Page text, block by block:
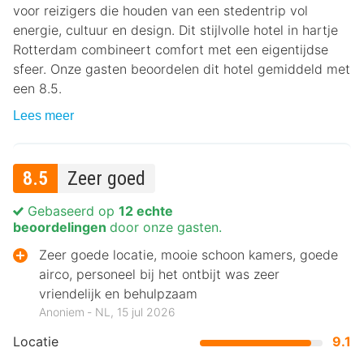
voor reizigers die houden van een stedentrip vol
energie, cultuur en design. Dit stijlvolle hotel in hartje
Rotterdam combineert comfort met een eigentijdse
sfeer. Onze gasten beoordelen dit hotel gemiddeld met
een 8.5.
Lees meer
8.5 Zeer goed
Locatie
9.1
Gebaseerd op 12 echte
beoordelingen door onze gasten.
Zeer goede locatie, mooie schoon kamers, goede
airco, personeel bij het ontbijt was zeer
vriendelijk en behulpzaam
Anoniem ‐ NL, 15 jul 2026